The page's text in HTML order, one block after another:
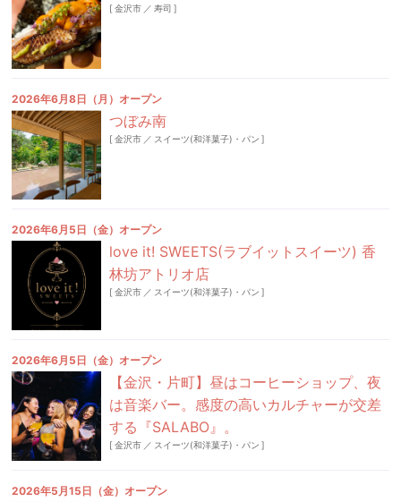
[金沢市 ／ 寿司 ]
2026年6月8日（月）オープン
つぼみ南
[金沢市 ／ スイーツ(和洋菓子)・パン ]
2026年6月5日（金）オープン
love it! SWEETS(ラブイットスイーツ) 香
林坊アトリオ店
[金沢市 ／ スイーツ(和洋菓子)・パン ]
2026年6月5日（金）オープン
【金沢・片町】昼はコーヒーショップ、夜
は音楽バー。感度の高いカルチャーが交差
する『SALABO』。
[金沢市 ／ スイーツ(和洋菓子)・パン ]
2026年5月15日（金）オープン